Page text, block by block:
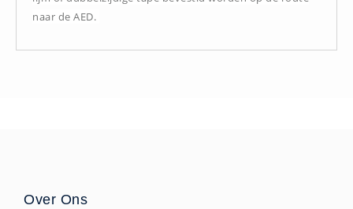
BHV kasten (5)
Hesjes (9)
Blusdekens (1)
naar de AED.
Over Ons